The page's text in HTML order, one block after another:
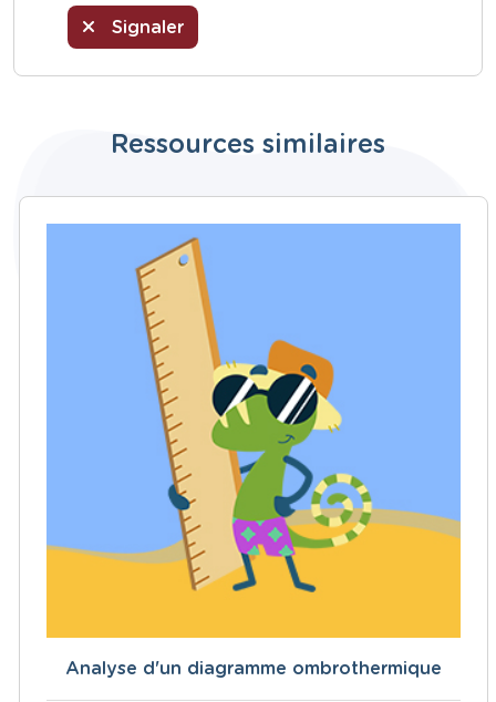
Signaler
Ressources similaires
Analyse d'un diagramme ombrothermique